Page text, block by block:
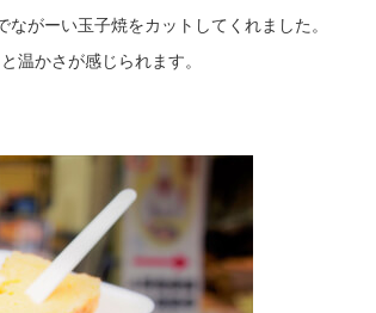
がーい玉子焼をカットしてくれました。
温かさが感じられます。